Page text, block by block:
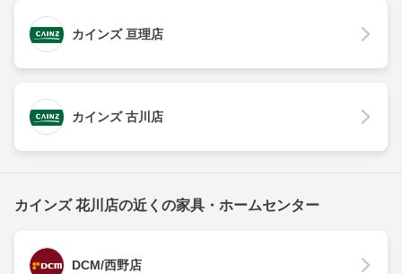
カインズ 亘理店
カインズ 古川店
カインズ 花川店の近くの家具・ホームセンター
DCM/西野店